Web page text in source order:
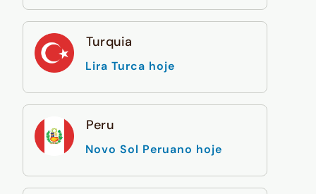
Turquia
Lira Turca hoje
Peru
Novo Sol Peruano hoje